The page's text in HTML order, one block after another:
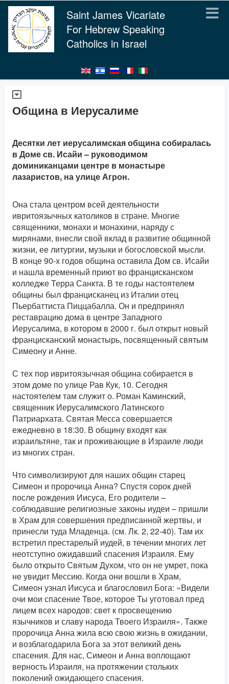
Saint James Vicariate
For Hebrew Speaking
Catholics in Israel
Община в Иерусалиме
Десятки лет иерусалимская община собиралась
в Доме св. Исайи – руководимом
доминиканцами центре в монастыре
лазаристов, на улице Агрон.
Она стала центром всей деятельности
ивритоязычных католиков в стране. Многие
священники, монахи и монахини, наряду с
мирянами, внесли свой вклад в развитие общинной
жизни, ее литургии, музыки и богословской мысли.
В конце 90-х годов община оставила Дом св. Исайи
и нашла временный приют во францисканском
колледже Терра Санкта. В те годы настоятелем
общины был францисканец из Италии отец
Пьербаттиста Пиццабалла. Он и предпринял
реставрацию дома в центре Западного
Иерусалима, в котором в 2000 г. был открыт новый
францисканский монастырь, посвященный святым
Симеону и Анне.
С тех пор ивритоязычная община собирается в
этом доме по улице Рав Кук, 10. Сегодня
настоятелем там служито. Роман Каминский,
священник Иерусалимского Латинского
Патриархата. Святая Месса совершается
ежедневно в 18:30. В общину входят как
израильтяне, так и проживающие в Израиле люди
из многих стран.
Что символизируют для наших общин старец
Симеон и пророчица Анна? Спустя сорок дней
после рождения Иисуса, Его родители –
соблюдавшие религиозные законы иудеи – пришли
в Храм для совершения предписанной жертвы, и
принесли туда Младенца. (см. Лк. 2, 22-40). Там их
встретил престарелый иудей, в течении многих лет
неотступно ожидавший спасения Израиля. Ему
было открыто Святым Духом, что он не умрет, пока
не увидит Мессию. Когда они вошли в Храм,
Симеон узнал Иисуса и благословил Бога: «Видели
очи мои спасение Твое, которое Ты уготовал пред
лицем всех народов: свет к просвещению
язычников и славу народа Твоего Израиля». Также
пророчица Анна жила всю свою жизнь в ожидании,
и возблагодарила Бога за этот великий день
спасения. Для нас, Симеон и Анна воплощают
верность Израиля, на протяжении стольких
поколений ожидающего спасения.